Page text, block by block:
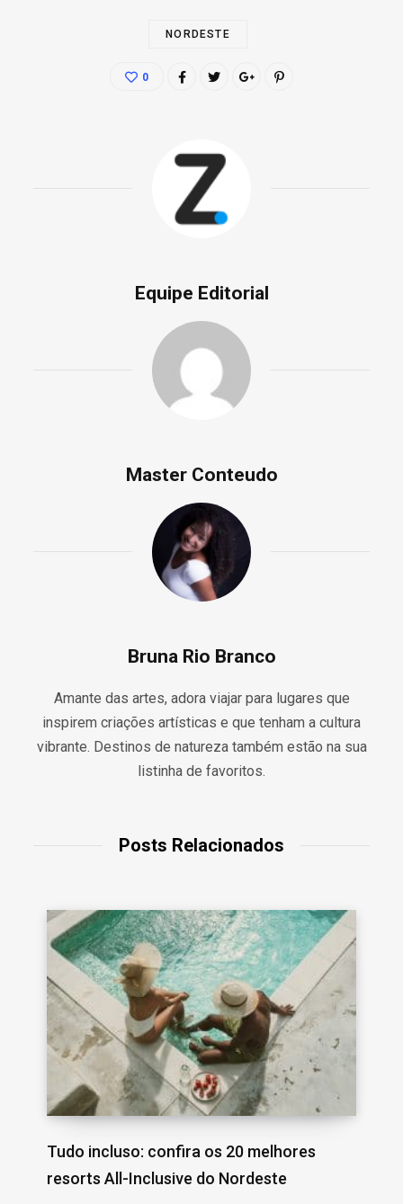
NORDESTE
0
Equipe Editorial
Master Conteudo
Bruna Rio Branco
Amante das artes, adora viajar para lugares que
inspirem criações artísticas e que tenham a cultura
vibrante. Destinos de natureza também estão na sua
listinha de favoritos.
Posts Relacionados
Tudo incluso: confira os 20 melhores
resorts All-Inclusive do Nordeste